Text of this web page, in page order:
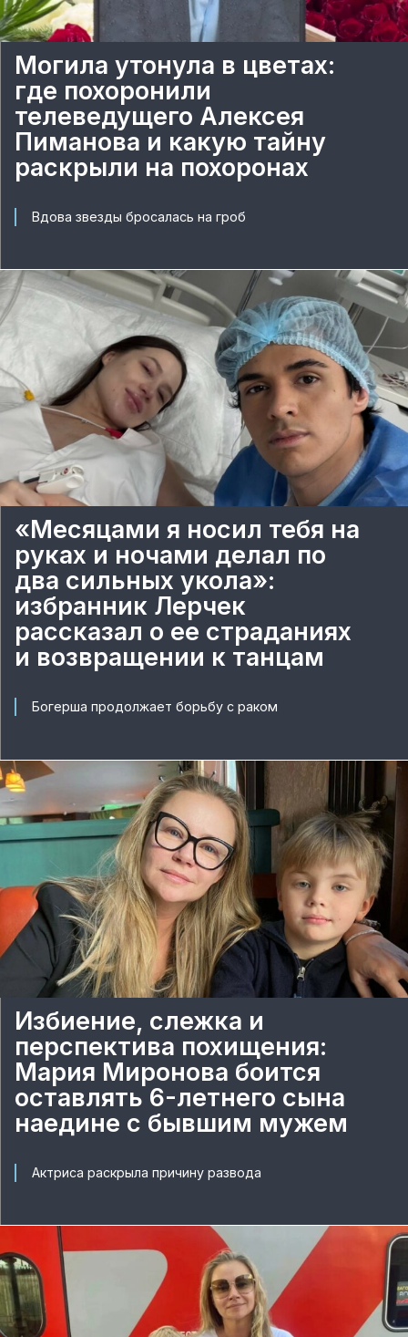
Могила утонула в цветах:
где похоронили
телеведущего Алексея
Пиманова и какую тайну
раскрыли на похоронах
Вдова звезды бросалась на гроб
«Месяцами я носил тебя на
руках и ночами делал по
два сильных укола»:
избранник Лерчек
рассказал о ее страданиях
и возвращении к танцам
Богерша продолжает борьбу с раком
Избиение, слежка и
перспектива похищения:
Мария Миронова боится
оставлять 6-летнего сына
наедине с бывшим мужем
Актриса раскрыла причину развода